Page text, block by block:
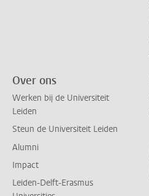
Over ons
Werken bij de Universiteit
Leiden
Steun de Universiteit Leiden
Alumni
Impact
Leiden-Delft-Erasmus